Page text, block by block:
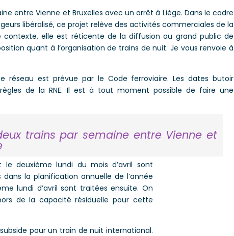
entre Vienne et Bruxelles avec un arrêt à Liège. Dans le cadre
libéralisé, ce projet relève des activités commerciales de la
contexte, elle est réticente de la diffusion au grand public de
quant à l’organisation de trains de nuit. Je vous renvoie à
réseau est prévue par le Code ferroviaire. Les dates butoir
de la RNE. Il est à tout moment possible de faire une
trains par semaine entre Vienne et
deuxième lundi du mois d’avril sont
la planification annuelle de l’année
lundi d’avril sont traitées ensuite. On
de la capacité résiduelle pour cette
pour un train de nuit international.